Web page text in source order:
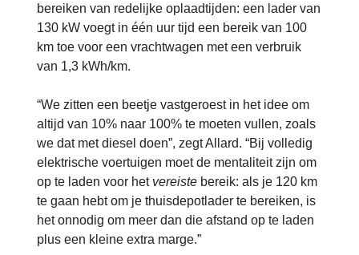
bereiken van redelijke oplaadtijden: een lader van
130 kW voegt in één uur tijd een bereik van 100
km toe voor een vrachtwagen met een verbruik
van 1,3 kWh/km.
“We zitten een beetje vastgeroest in het idee om
altijd van 10% naar 100% te moeten vullen, zoals
we dat met diesel doen”, zegt Allard. “Bij volledig
elektrische voertuigen moet de mentaliteit zijn om
op te laden voor het vereiste bereik: als je 120 km
te gaan hebt om je thuisdepotlader te bereiken, is
het onnodig om meer dan die afstand op te laden
plus een kleine extra marge.”